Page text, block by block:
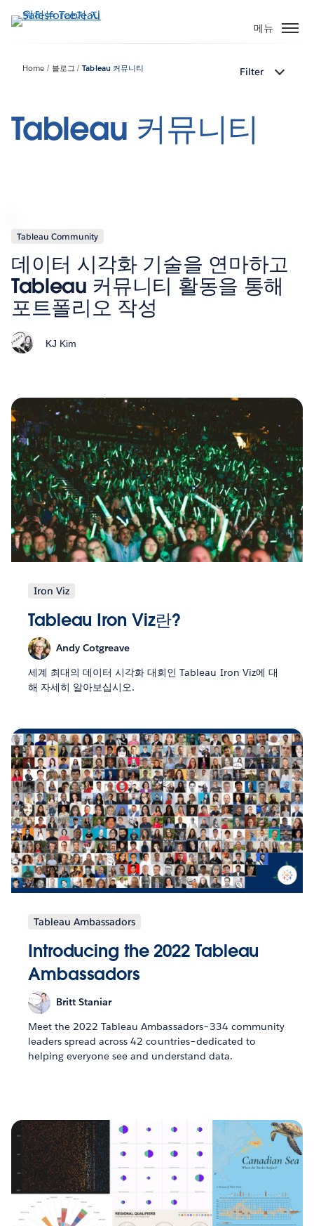
요
메뉴
Home 블로그 Tableau 커뮤니티 Filter
Tableau 커뮤니티
Tableau Community
데이터 시각화 기술을 연마하고
Tableau 커뮤니티 활동을 통해
포트폴리오 작성
KJ Kim
Iron Viz
Tableau Iron Viz란?
Andy Cotgreave
세계 최대의 데이터 시각화 대회인 Tableau Iron Viz에 대
해 자세히 알아보십시오.
Tableau Ambassadors
Introducing the 2022 Tableau
Ambassadors
Britt Staniar
Meet the 2022 Tableau Ambassadors–334 community
leaders spread across 42 countries–dedicated to
helping everyone see and understand data.